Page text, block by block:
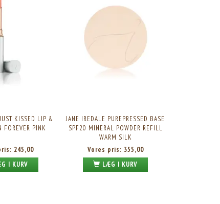
ONE MEAL BAR TOFFEE CRUNCH, 60G. 1STK.
NUPO ONE MEAL +PRIME SHAKE –
KISSED LIP &
FOREVER PINK
245,00
I KURV
JANE IREDALE PUREPRESSED BASE
SPF20 MINERAL POWDER REFILL
WARM SILK
Vores pris: 355,00
LÆG I KURV